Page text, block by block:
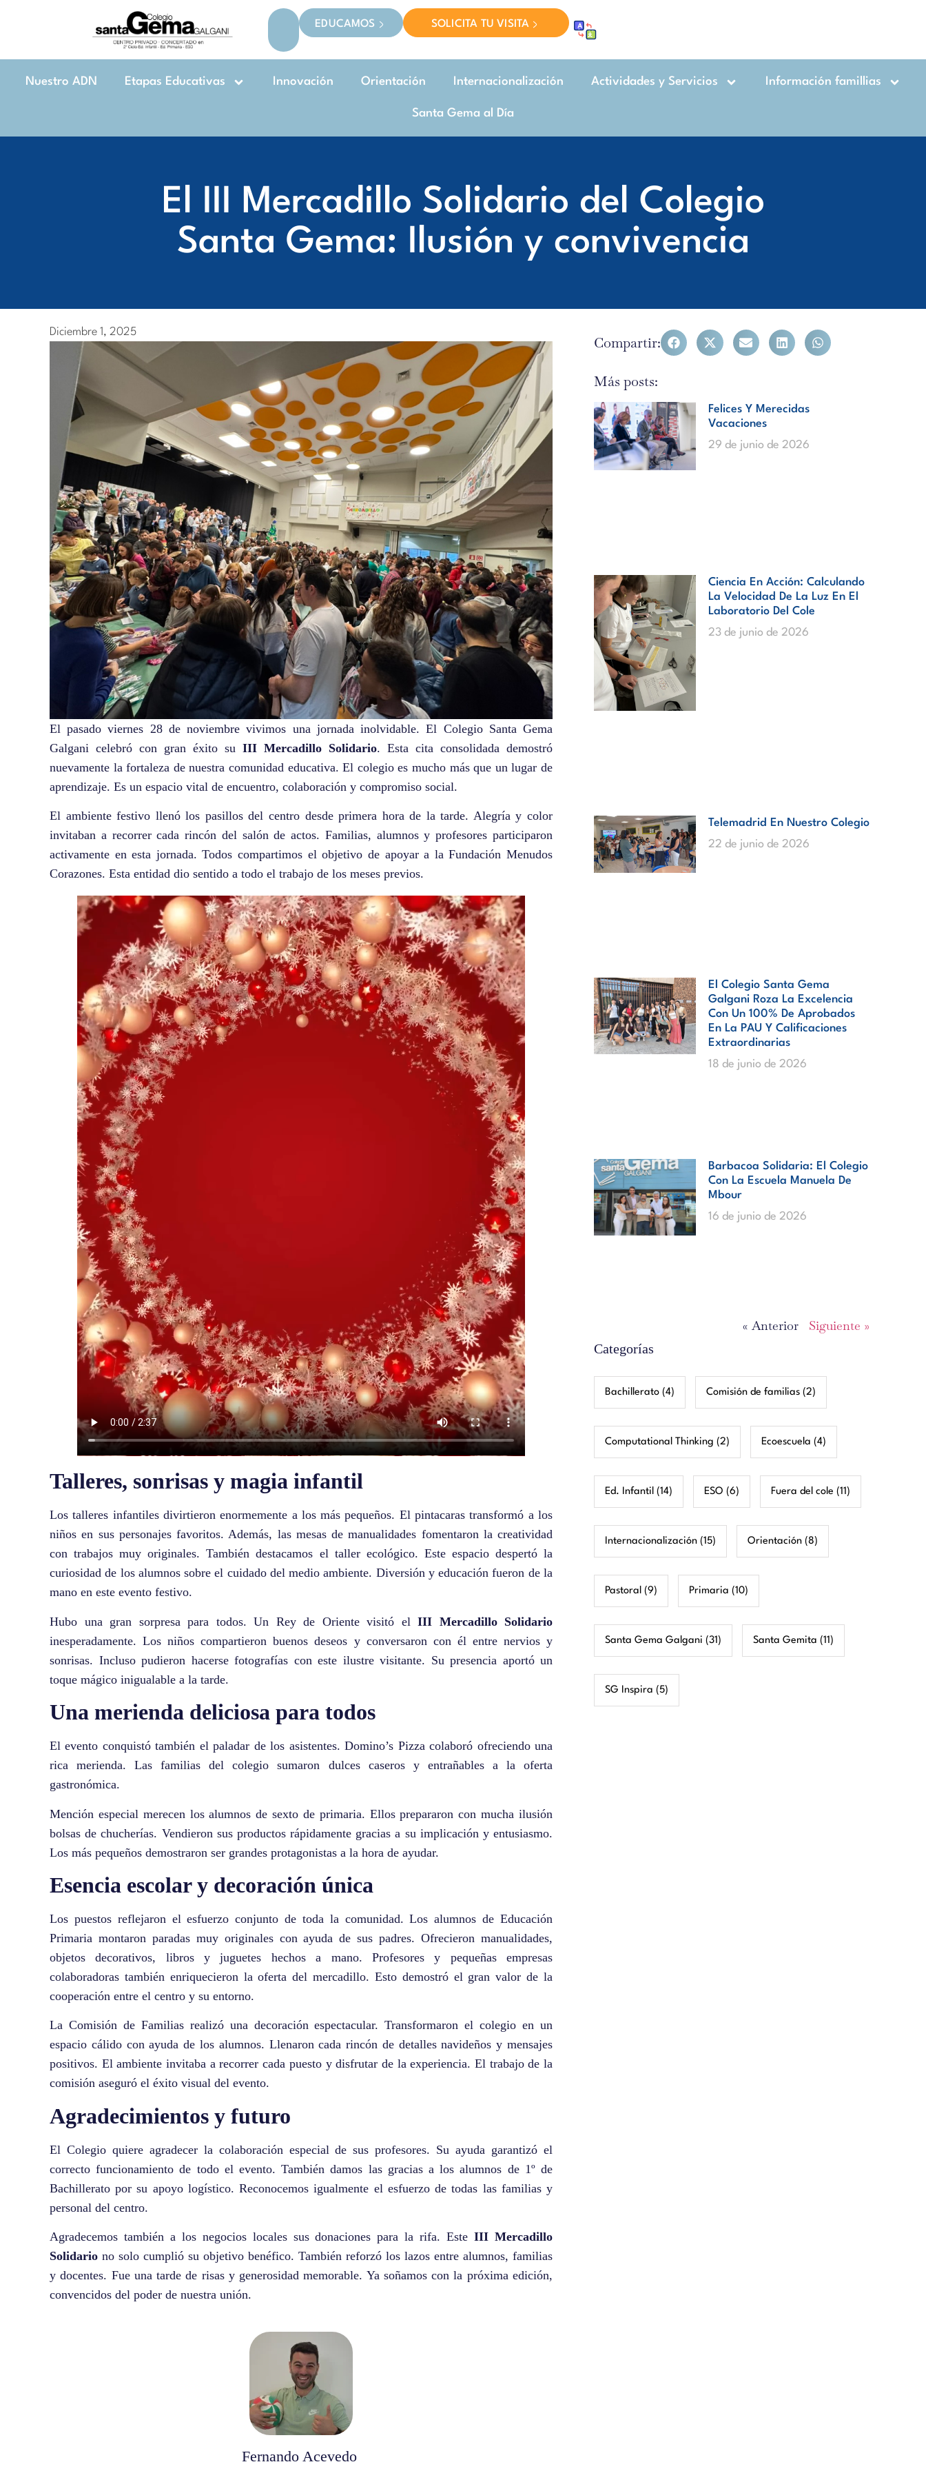
EDUCAMOS SOLICITA TU VISITA
Nuestro ADN Etapas Educativas Innovación Orientación Internacionalización Actividades y Servicios Información famillias
Santa Gema al Día
El III Mercadillo Solidario del Colegio
Santa Gema: Ilusión y convivencia
Diciembre 1, 2025
El pasado viernes 28 de noviembre vivimos una jornada inolvidable. El Colegio Santa Gema
Galgani celebró con gran éxito su III Mercadillo Solidario. Esta cita consolidada demostró
nuevamente la fortaleza de nuestra comunidad educativa. El colegio es mucho más que un lugar de
aprendizaje. Es un espacio vital de encuentro, colaboración y compromiso social.
El ambiente festivo llenó los pasillos del centro desde primera hora de la tarde. Alegría y color
invitaban a recorrer cada rincón del salón de actos. Familias, alumnos y profesores participaron
activamente en esta jornada. Todos compartimos el objetivo de apoyar a la Fundación Menudos
Corazones. Esta entidad dio sentido a todo el trabajo de los meses previos.
Talleres, sonrisas y magia infantil
Los talleres infantiles divirtieron enormemente a los más pequeños. El pintacaras transformó a los
niños en sus personajes favoritos. Además, las mesas de manualidades fomentaron la creatividad
con trabajos muy originales. También destacamos el taller ecológico. Este espacio despertó la
curiosidad de los alumnos sobre el cuidado del medio ambiente. Diversión y educación fueron de la
mano en este evento festivo.
Hubo una gran sorpresa para todos. Un Rey de Oriente visitó el III Mercadillo Solidario
inesperadamente. Los niños compartieron buenos deseos y conversaron con él entre nervios y
sonrisas. Incluso pudieron hacerse fotografías con este ilustre visitante. Su presencia aportó un
toque mágico inigualable a la tarde.
Una merienda deliciosa para todos
El evento conquistó también el paladar de los asistentes. Domino’s Pizza colaboró ofreciendo una
rica merienda. Las familias del colegio sumaron dulces caseros y entrañables a la oferta
gastronómica.
Mención especial merecen los alumnos de sexto de primaria. Ellos prepararon con mucha ilusión
bolsas de chucherías. Vendieron sus productos rápidamente gracias a su implicación y entusiasmo.
Los más pequeños demostraron ser grandes protagonistas a la hora de ayudar.
Esencia escolar y decoración única
Los puestos reflejaron el esfuerzo conjunto de toda la comunidad. Los alumnos de Educación
Primaria montaron paradas muy originales con ayuda de sus padres. Ofrecieron manualidades,
objetos decorativos, libros y juguetes hechos a mano. Profesores y pequeñas empresas
colaboradoras también enriquecieron la oferta del mercadillo. Esto demostró el gran valor de la
cooperación entre el centro y su entorno.
La Comisión de Familias realizó una decoración espectacular. Transformaron el colegio en un
espacio cálido con ayuda de los alumnos. Llenaron cada rincón de detalles navideños y mensajes
positivos. El ambiente invitaba a recorrer cada puesto y disfrutar de la experiencia. El trabajo de la
comisión aseguró el éxito visual del evento.
Agradecimientos y futuro
El Colegio quiere agradecer la colaboración especial de sus profesores. Su ayuda garantizó el
correcto funcionamiento de todo el evento. También damos las gracias a los alumnos de 1º de
Bachillerato por su apoyo logístico. Reconocemos igualmente el esfuerzo de todas las familias y
personal del centro.
Agradecemos también a los negocios locales sus donaciones para la rifa. EsteIII Mercadillo
Solidario no solo cumplió su objetivo benéfico. También reforzó los lazos entre alumnos, familias
y docentes. Fue una tarde de risas y generosidad memorable. Ya soñamos con la próxima edición,
convencidos del poder de nuestra unión.
Fernando Acevedo
Compartir:
Más posts:
Felices Y Merecidas
Vacaciones
29 de junio de 2026
Ciencia En Acción: Calculando
La Velocidad De La Luz En El
Laboratorio Del Cole
23 de junio de 2026
Telemadrid En Nuestro Colegio
22 de junio de 2026
El Colegio Santa Gema
Galgani Roza La Excelencia
Con Un 100% De Aprobados
En La PAU Y Calificaciones
Extraordinarias
18 de junio de 2026
Barbacoa Solidaria: El Colegio
Con La Escuela Manuela De
Mbour
16 de junio de 2026
« Anterior Siguiente »
Categorías
Bachillerato (4) Comisión de familias (2)
Computational Thinking (2) Ecoescuela (4)
Ed. Infantil (14) ESO (6) Fuera del cole (11)
Internacionalización (15) Orientación (8)
Pastoral (9) Primaria (10)
Santa Gema Galgani (31) Santa Gemita (11)
SG Inspira (5)